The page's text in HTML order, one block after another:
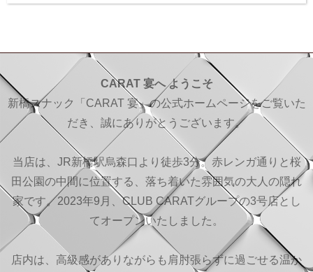
CARAT 宴へ ようこそ
新橋スナック「CARAT 宴」の公式ホームページをご覧いた
だき、誠にありがとうございます。
当店は、JR新橋駅烏森口より徒歩3分。赤レンガ通りと桜
田公園の中間に位置する、落ち着いた雰囲気の大人の隠れ
家です。2023年9月、CLUB CARATグループの3号店とし
てオープンいたしました。
店内は、高級感がありながらも肩肘張らずに過ごせる温か